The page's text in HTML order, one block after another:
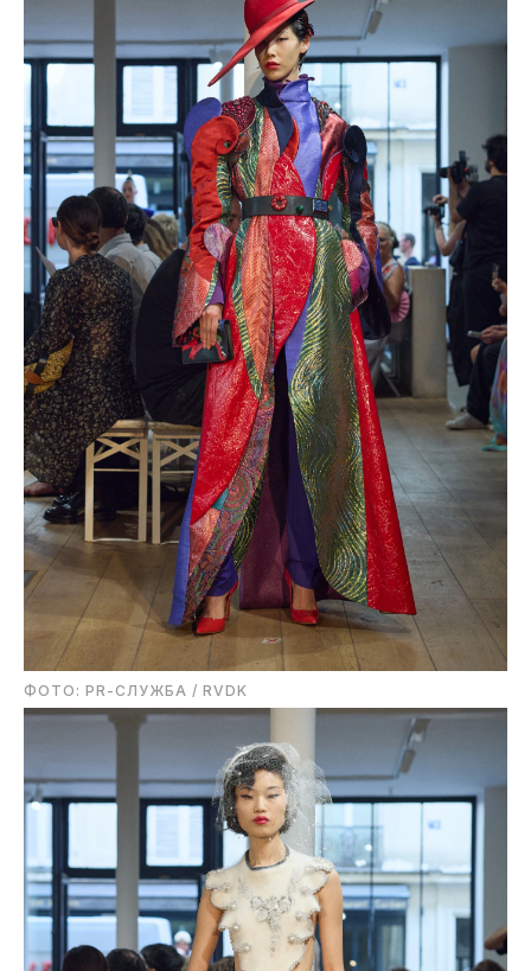
ФОТО: PR-СЛУЖБА / RVDK